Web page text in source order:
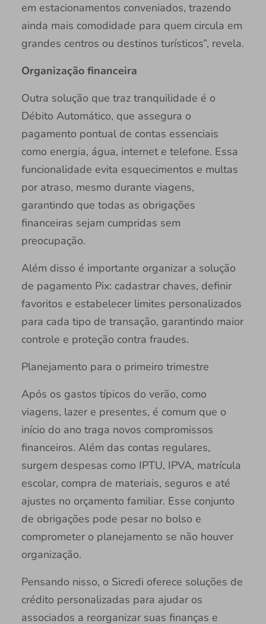
em estacionamentos conveniados, trazendo
ainda mais comodidade para quem circula em
grandes centros ou destinos turísticos”, revela.
Organização financeira
Outra solução que traz tranquilidade é o
Débito Automático, que assegura o
pagamento pontual de contas essenciais
como energia, água, internet e telefone. Essa
funcionalidade evita esquecimentos e multas
por atraso, mesmo durante viagens,
garantindo que todas as obrigações
financeiras sejam cumpridas sem
preocupação.
Além disso é importante organizar a solução
de pagamento Pix: cadastrar chaves, definir
favoritos e estabelecer limites personalizados
para cada tipo de transação, garantindo maior
controle e proteção contra fraudes.
Planejamento para o primeiro trimestre
Após os gastos típicos do verão, como
viagens, lazer e presentes, é comum que o
início do ano traga novos compromissos
financeiros. Além das contas regulares,
surgem despesas como IPTU, IPVA, matrícula
escolar, compra de materiais, seguros e até
ajustes no orçamento familiar. Esse conjunto
de obrigações pode pesar no bolso e
comprometer o planejamento se não houver
organização.
Pensando nisso, o Sicredi oferece soluções de
crédito personalizadas para ajudar os
associados a reorganizar suas finanças e